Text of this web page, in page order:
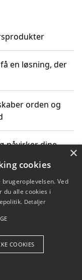
en løsning, der
orden og
påvirker dine
hverdag
×
cookies
Ved
du alle cookies i
Detaljer
COOKIES